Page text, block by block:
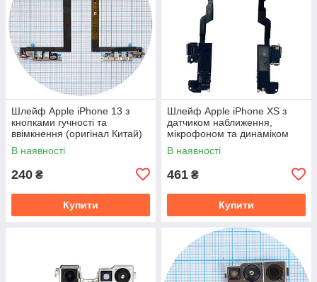
Шлейф Apple iPhone 13 з
кнопками гучності та
ввімкнення (оригінал Китай)
В наявності
240 ₴
Купити
Шлейф Apple iPhone XS з
датчиком наближення,
мікрофоном та динаміком
(оригінал Китай)
В наявності
461 ₴
Купити